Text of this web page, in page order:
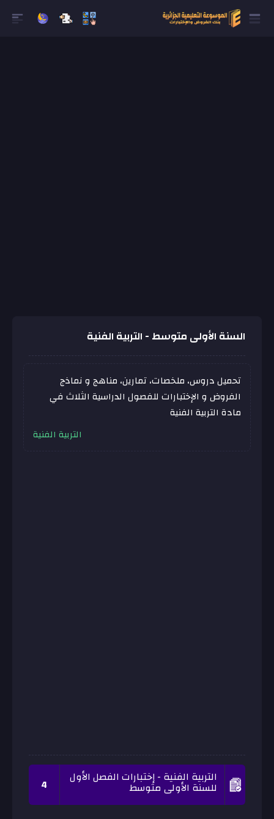
السنة الأولى متوسط - التربية الفنية
تحميل دروس، ملخصات، تمارين، مناهج و نماذج
الفروض و الإختبارات للفصول الدراسية الثلاث في
مادة التربية الفنية
التربية الفنية
التربية الفنية - إختبارات الفصل الأول
للسنة الأولى متوسط 4